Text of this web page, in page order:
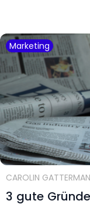
Marketing
CAROLIN
3 gute